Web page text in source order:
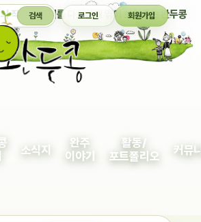
작은 이야기를 다정하게 엮어 보여주는 완두콩
검색 로그인 회원가입
소식지
완주
이야기
활동/
포트폴리오
커뮤